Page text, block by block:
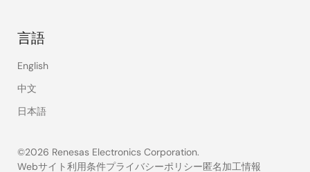
言語
English
中文
日本語
©2026 Renesas Electronics Corporation.
Webサイト利用条件プライバシーポリシー匿名加工情報